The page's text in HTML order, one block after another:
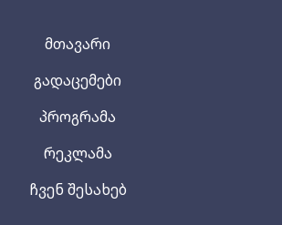
მთავარი
გადაცემები
პროგრამა
რეკლამა
ჩვენ შესახებ